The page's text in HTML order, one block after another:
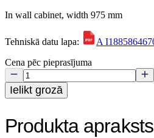
In wall cabinet, width 975 mm
Tehniskā datu lapa:
A
Cena pēc pieprasījuma
Ielikt grozā
Produkta apraksts